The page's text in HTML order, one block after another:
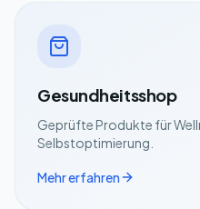
Gesundheitsshop
Geprüfte Produkte für
Selbstoptimierung.
Mehr erfahren